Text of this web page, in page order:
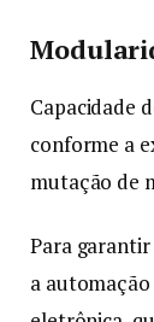
Capacidade
conforme a
mutação de
Para
a